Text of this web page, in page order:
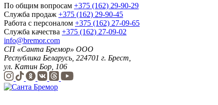
По общим вопросам +375 (162) 29-90-29
Служба продаж +375 (162) 29-90-45
Работа с персоналом +375 (162) 27-09-65
Служба качества +375 (162) 27-09-02
info@bremor.com
СП «Санта Бремор» ООО
Республика Беларусь, 224701 г. Брест,
ул. Катин Бор, 106